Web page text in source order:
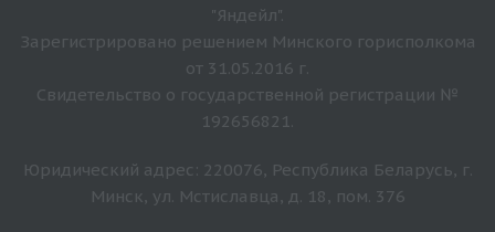
"Яндейл".
Зарегистрировано решением Минского горисполкома
от 31.05.2016 г.
Свидетельство о государственной регистрации №
192656821.
Юридический адрес: 220076, Республика Беларусь, г.
Минск, ул. Мстиславца, д. 18, пом. 376